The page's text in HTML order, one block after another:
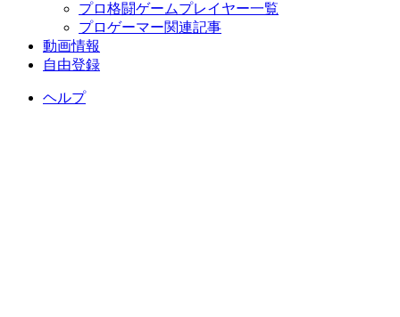
プロ格闘ゲームプレイヤー一覧
プロゲーマー関連記事
動画情報
自由登録
ヘルプ